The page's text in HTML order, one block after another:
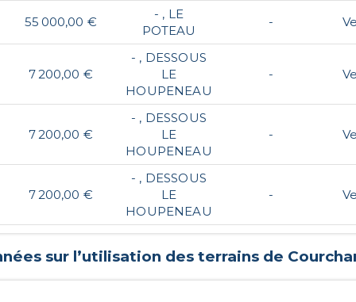
55 000,00 €
- , LE
POTEAU
-
7 200,00 €
- , DESSOUS
LE
HOUPENEAU
-
7 200,00 €
- , DESSOUS
LE
HOUPENEAU
-
7 200,00 €
- , DESSOUS
LE
HOUPENEAU
-
sur l’utilisation des terrains de